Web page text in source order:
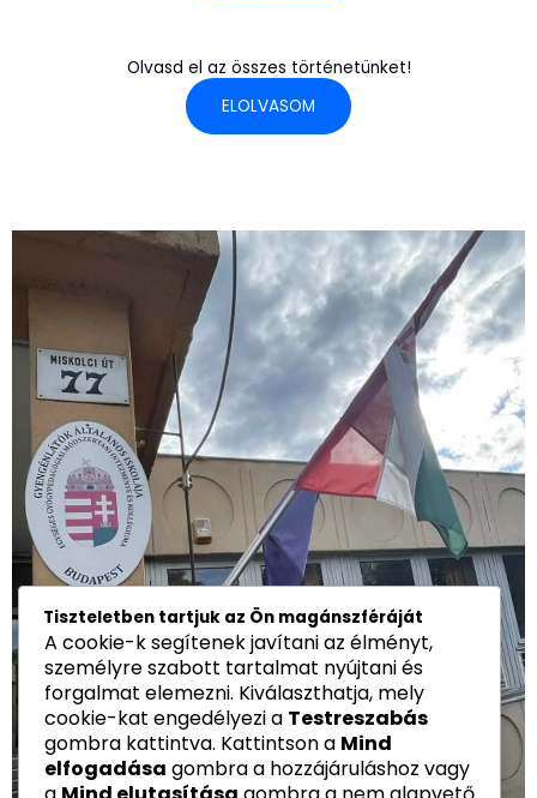
Olvasd el az összes történetünket!
ELOLVASOM
Tiszteletben tartjuk az Ön magánszféráját
A cookie-k segítenek javítani az élményt,
személyre szabott tartalmat nyújtani és
forgalmat elemezni. Kiválaszthatja, mely
cookie-kat engedélyezi a Testreszabás
gombra kattintva. Kattintson a Mind
elfogadása gombra a hozzájáruláshoz vagy